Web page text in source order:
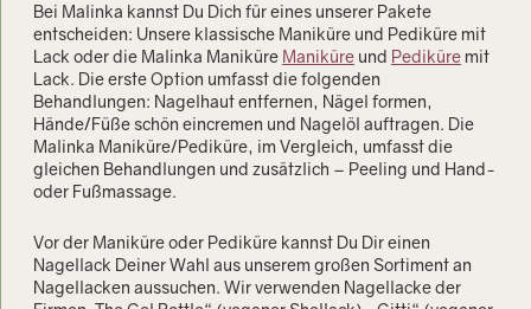
Bei Malinka kannst Du Dich für eines unserer Pakete
entscheiden: Unsere klassische Maniküre und Pediküre mit
Lack oder die Malinka Maniküre Maniküre und Pediküre mit
Lack. Die erste Option umfasst die folgenden
Behandlungen: Nagelhaut entfernen, Nägel formen,
Hände/Füße schön eincremen und Nagelöl auftragen. Die
Malinka Maniküre/Pediküre, im Vergleich, umfasst die
gleichen Behandlungen und zusätzlich – Peeling und Hand-
oder Fußmassage.
Vor der Maniküre oder Pediküre kannst Du Dir einen
Nagellack Deiner Wahl aus unserem großen Sortiment an
Nagellacken aussuchen. Wir verwenden Nagellacke der